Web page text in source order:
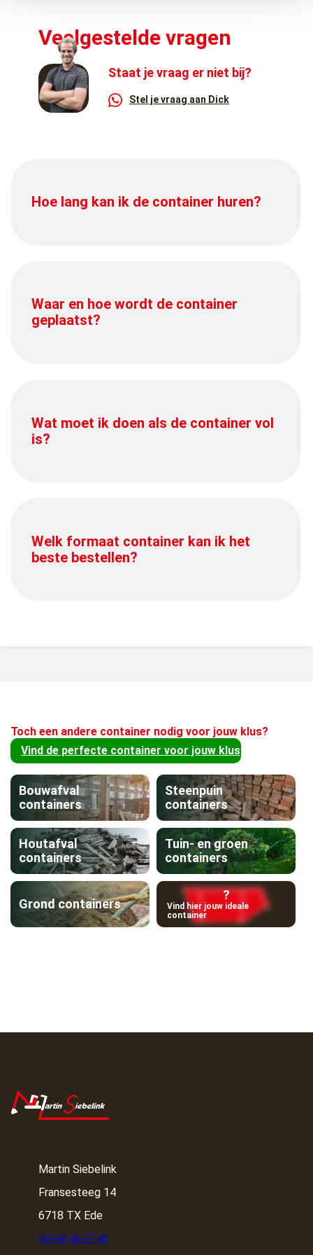
Veelgestelde vragen
Staat je vraag er niet bij?
Stel je vraag aan Dick
Hoe lang kan ik de container huren?
Waar en hoe wordt de container
geplaatst?
Wat moet ik doen als de container vol
is?
Welk formaat container kan ik het
beste bestellen?
Toch een andere container nodig voor jouw klus?
Vind de perfecte container voor jouw klus
Bouwafval
containers
Steenpuin
containers
Houtafval
containers
Tuin- en groen
containers
Grond containers
?
Vind hier jouw ideale
container
Martin Siebelink
Fransesteeg 14
6718 TX Ede
(0318) 46 37 40